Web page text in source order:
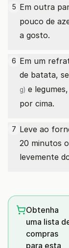
5 Em outra
pouco de
a gosto.
6 Em um
de batata,
g) e
por cima.
7 Leve ao
20 minutos
levemente
Obtenha
uma lista
compras
para esta